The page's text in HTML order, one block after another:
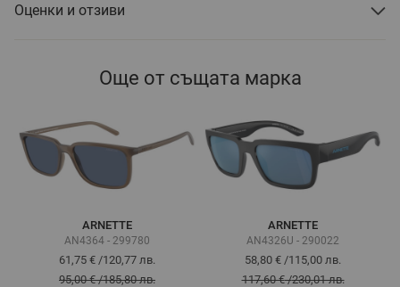
Оценки и отзиви
Още от същата марка
ARNETTE
AN4364 - 299780
61,75 € /120,77 лв.
95,00 €/185,80 лв.
ARNETTE
AN4326U - 290022
58,80 € /115,00 лв.
117,60 €/230,01 лв.